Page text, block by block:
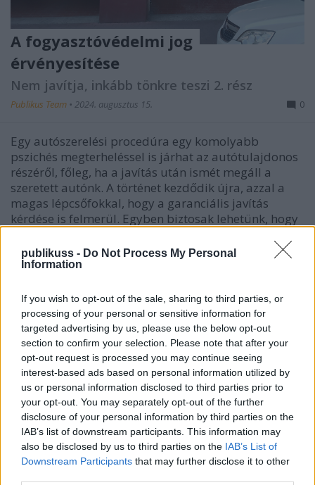
publikuss - Do Not Process My Personal
Information
If you wish to opt-out of the sale, sharing to third parties, or
processing of your personal or sensitive information for
targeted advertising by us, please use the below opt-out
section to confirm your selection. Please note that after your
opt-out request is processed you may continue seeing
interest-based ads based on personal information utilized by
us or personal information disclosed to third parties prior to
your opt-out. You may separately opt-out of the further
disclosure of your personal information by third parties on the
IAB’s list of downstream participants. This information may
also be disclosed by us to third parties on the IAB’s List of
Downstream Participants that may further disclose it to other
A fogyasztóvédelmi jog
érvényesítése
Nem javítja, inkább tönkre teszi 2. rész
Publikus Team • 2024. augusztus 15. 0
Egy autószerelési procedúra egy komolyabb
pszichés megterheléssel is járhat az autótulajdonos
részéről, főleg, ha a javítás után ismét megáll a
szeretett autónk. A történet kezdődik újra, azzal a
magas lépcsőfokkal, hogy a garanciális javítás
kérdése is felmerül. Egyben biztosak lehetünk, hogy